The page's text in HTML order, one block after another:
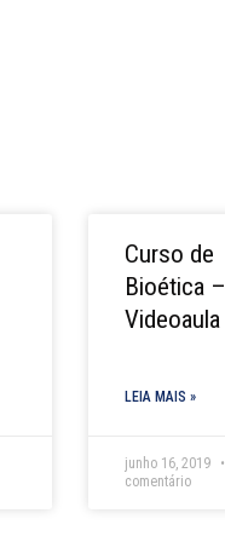
Curso de
Bioética –
LEIA MAIS »
junho 16, 2019
comentário